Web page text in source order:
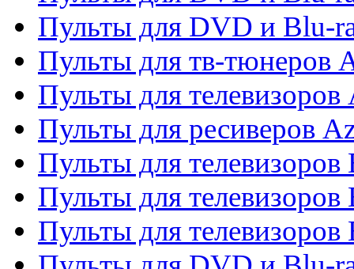
Пульты для DVD и Blu-
Пульты для тв-тюнеров
Пульты для телевизоров
Пульты для ресиверов
Пульты для
Пульты для
Пульты для